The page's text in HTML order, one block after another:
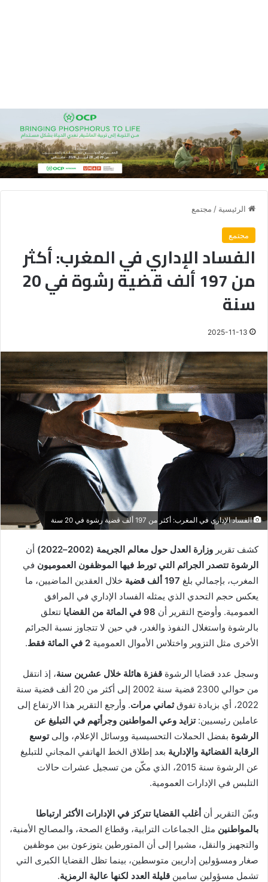
الرئيسية / مجتمع
مجتمع
الفساد الإداري في المغرب: أكثر
من 197 ألف قضية رشوة في 20
سنة
2025-11-13
الفساد الإداري في المغرب: أكثر من 197 ألف قضية رشوة في 20 سنة
كشف تقرير وزارة العدل حول معالم الجريمة (2002–2022)
أن
الرشوة تتصدر الجرائم التي تورط فيها الموظفون العموميون في
المغرب، بإجمالي بلغ 197 ألف قضية
خلال العقدين الماضيين، ما
يعكس حجم التحدي الذي يمثله الفساد الإداري في المرافق
العمومية. وأوضح التقرير أن 98 في المائة من القضايا
تتعلق
بالرشوة واستغلال النفوذ والغدر، في حين لا تتجاوز نسبة الجرائم
الأخرى مثل التزوير واختلاس الأموال العمومية 2 في المائة فقط .
وسجل عدد قضايا الرشوة قفزة هائلة خلال عشرين سنة، إذ انتقل
من حوالي 2300 قضية سنة 2002 إلى أكثر من 20 ألف قضية سنة
2022، أي بزيادة تفوق
ثماني مرات. وأرجع التقرير هذا الارتفاع إلى
عاملين رئيسيين:تزايد وعي المواطنين وجرأتهم في التبليغ عن
الرشوة بفضل الحملات التحسيسية ووسائل الإعلام، وإلىتوسع
الرقابة القضائية والإدارية بعد إطلاق الخط الهاتفي المجاني للتبليغ
عن الرشوة سنة 2015، الذي مكّن من تسجيل عشرات حالات
التلبس في الإدارات العمومية.
وبيّن التقرير أن أغلب القضايا تتركز في الإدارات الأكثر ارتباطا
بالمواطنين مثل الجماعات الترابية، وقطاع الصحة، والمصالح الأمنية،
والتجهيز والنقل، مشيرا إلى أن المتورطين يتوزعون بين موظفين
صغار ومسؤولين إداريين متوسطين، بينما تظل القضايا الكبرى التي
تشمل مسؤولين سامين قليلة العدد لكنها عالية الرمزية.